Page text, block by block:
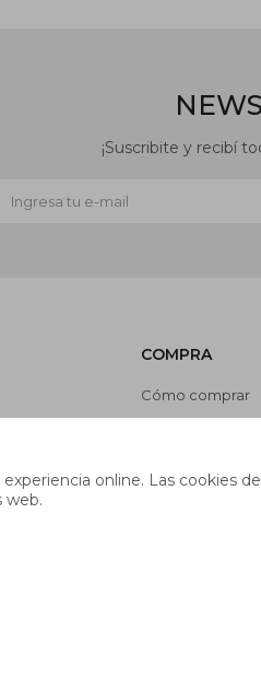
online. Las cookies
web.
COMPRA
Cómo comprar
¡Suscribite y recibí